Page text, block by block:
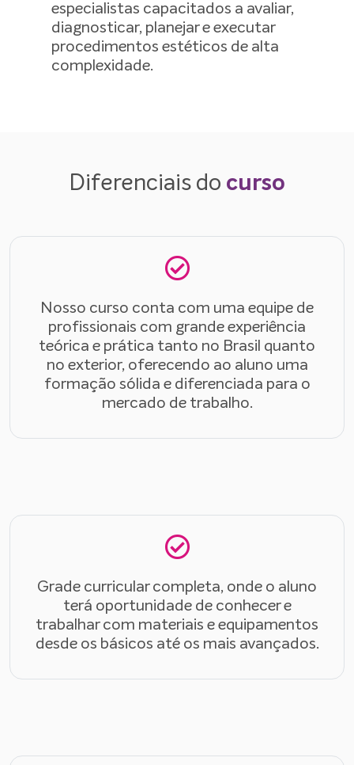
especialistas capacitados a avaliar,
diagnosticar, planejar e executar
procedimentos estéticos de alta
complexidade.
Diferenciais do curso
Nosso curso conta com uma equipe de
profissionais com grande experiência
teórica e prática tanto no Brasil quanto
no exterior, oferecendo ao aluno uma
formação sólida e diferenciada para o
mercado de trabalho.
Grade curricular completa, onde o aluno
terá oportunidade de conhecer e
trabalhar com materiais e equipamentos
desde os básicos até os mais avançados.